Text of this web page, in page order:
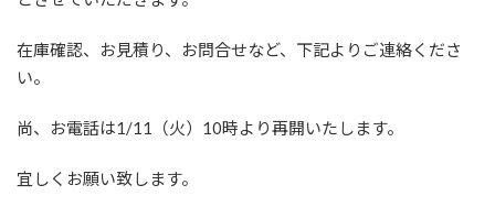
在庫確認、お見積り、お問合せなど、下記よりご連絡くださ
い。
尚、お電話は1/11（火）10時より再開いたします。
宜しくお願い致します。